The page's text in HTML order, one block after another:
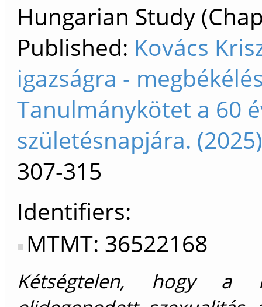
Hungarian Study
Published: Kovács
igazságra -
Tanulmánykötet a 60
születésnapjára.
307-315
Identifiers
MTMT: 36522168
Kétségtelen, hogy a